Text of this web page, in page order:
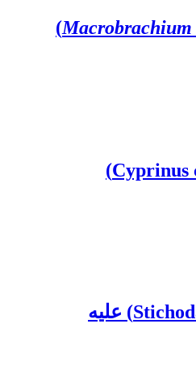
‬)
بررسی اثر ضد‌میکروبی عصاره باکتری سودوآلتروموناس پیسیسیدیای جدا شده از شقایق دریایی (Stichodactyla haddoni) علیه